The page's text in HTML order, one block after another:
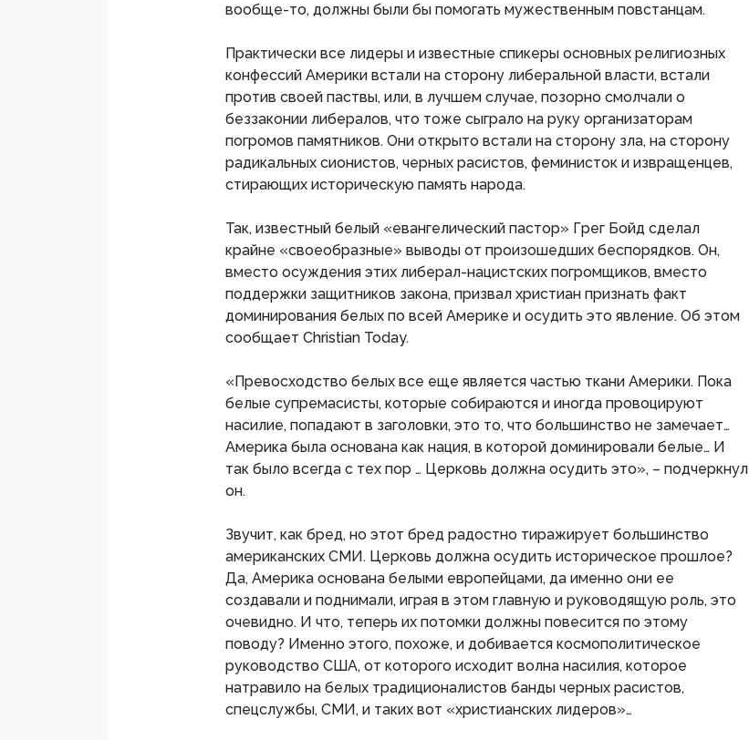
вообще-то, должны были бы помогать мужественным повстанцам.
Практически все лидеры и известные спикеры основных религиозных
конфессий Америки встали на сторону либеральной власти, встали
против своей паствы, или, в лучшем случае, позорно смолчали о
беззаконии либералов, что тоже сыграло на руку организаторам
погромов памятников. Они открыто встали на сторону зла, на сторону
радикальных сионистов, черных расистов, феминисток и извращенцев,
стирающих историческую память народа.
Так, известный белый «евангелический пастор» Грег Бойд сделал
крайне «своеобразные» выводы от произошедших беспорядков. Он,
вместо осуждения этих либерал-нацистских погромщиков, вместо
поддержки защитников закона, призвал христиан признать факт
доминирования белых по всей Америке и осудить это явление. Об этом
сообщает Christian Today.
«Превосходство белых все еще является частью ткани Америки. Пока
белые супремасисты, которые собираются и иногда провоцируют
насилие, попадают в заголовки, это то, что большинство не замечает…
Америка была основана как нация, в которой доминировали белые… И
так было всегда с тех пор … Церковь должна осудить это», – подчеркнул
он.
Звучит, как бред, но этот бред радостно тиражирует большинство
американских СМИ. Церковь должна осудить историческое прошлое?
Да, Америка основана белыми европейцами, да именно они ее
создавали и поднимали, играя в этом главную и руководящую роль, это
очевидно. И что, теперь их потомки должны повесится по этому
поводу? Именно этого, похоже, и добивается космополитическое
руководство США, от которого исходит волна насилия, которое
натравило на белых традиционалистов банды черных расистов,
спецслужбы, СМИ, и таких вот «христианских лидеров»…